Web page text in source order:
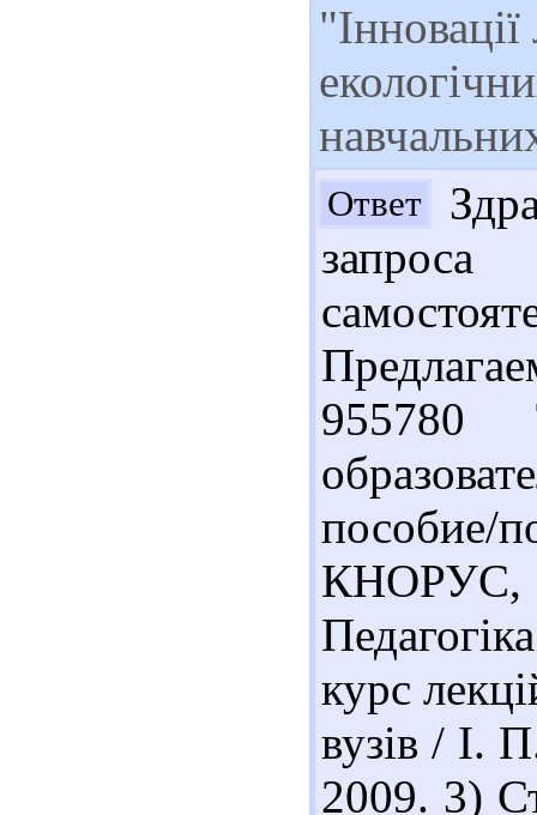
Ответ
955780
пособие/
КНОРУС,
курс
вузів / І.
2009. 3)